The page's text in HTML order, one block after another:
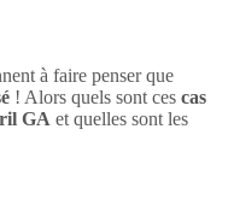
à faire penser que
! Alors quels sont ces cas
GA et quelles sont les